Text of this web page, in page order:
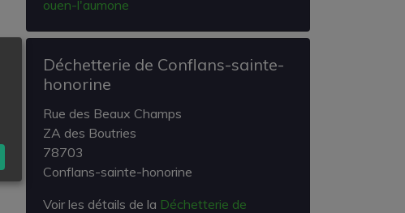
ouen-l'aumone
Déchetterie de Conflans-sainte-
honorine
Rue des Beaux Champs
ZA des Boutries
78703
Conflans-sainte-honorine
Voir les détails de la Déchetterie de